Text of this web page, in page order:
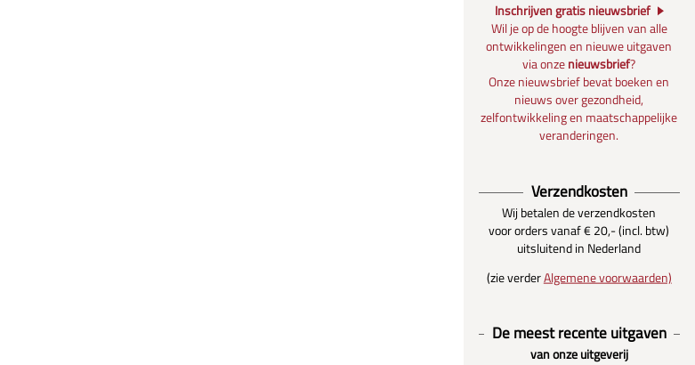
Inschrijven gratis nieuwsbrief
Wil je op de hoogte blijven van alle
ontwikkelingen en nieuwe uitgaven
via onzenieuwsbrief?
Onze nieuwsbrief bevat boeken en
nieuws over gezondheid,
zelfontwikkeling en maatschappelijke
veranderingen.
Verzendkosten
Wij betalen de verzendkosten
voor orders vanaf € 20,- (incl. btw)
uitsluitend in Nederland
(zie verderAlgemene voorwaarden)
De meest recente uitgaven
van onze uitgeverij